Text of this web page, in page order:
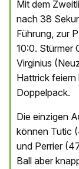
Mit dem
nach 38
Führung, zur
10:0. Stürmer
Virginius
Hattrick feiern
Doppelpack.
Die einzigen
können Tutic
und Perrier
Ball aber